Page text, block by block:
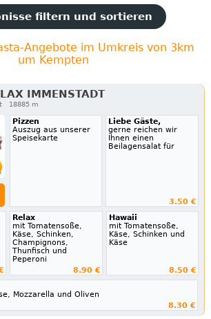
filtern und sortieren
Angebote im Umkreis von 3km
um Kempten
IMMENSTADT
18885 m
Pizzen
Auszug aus unserer
Speisekarte
Liebe Gäste,
gerne reichen wir
Ihnen einen
Beilagensalat für
3.50 €
Relax
mit Tomatensoße,
Käse, Schinken,
Champignons,
Thunfisch und
Peperoni
8.90 €
Hawaii
mit Tomatensoße,
Käse, Schinken und
Käse
8.50 €
Mozzarella und Oliven
8.30 €